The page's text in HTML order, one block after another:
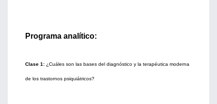
Programa analítico:
Clase 1: ¿Cuáles son las bases del diagnóstico y la terapéutica moderna
de los trastornos psiquiátricos?